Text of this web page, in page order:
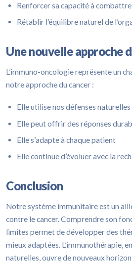
Renforcer sa capacité à
Rétablir l’équilibre naturel de
Une nouvelle approche
L’immuno-oncologie représente un
notre approche du cancer :
Elle utilise nos défenses naturelles
Elle peut offrir des réponses
Elle s’adapte à chaque patient
Elle continue d’évoluer avec la
Conclusion
Notre système immunitaire est un
contre le cancer. Comprendre son
limites permet de développer des
mieux adaptées. L’immunothérapie,
naturelles, ouvre de nouveaux